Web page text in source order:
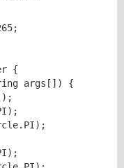
{
args[]) {